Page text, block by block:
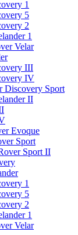
1
5
2
1
Velar
III
IV
Discovery Sport
II
Evoque
Sport
Sport II
1
5
2
1
Velar